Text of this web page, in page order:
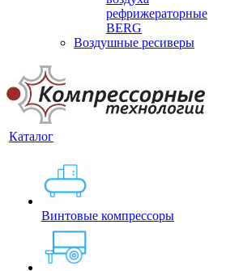
рефрижераторные
BERG
Воздушные ресиверы
Каталог
Винтовые компрессоры